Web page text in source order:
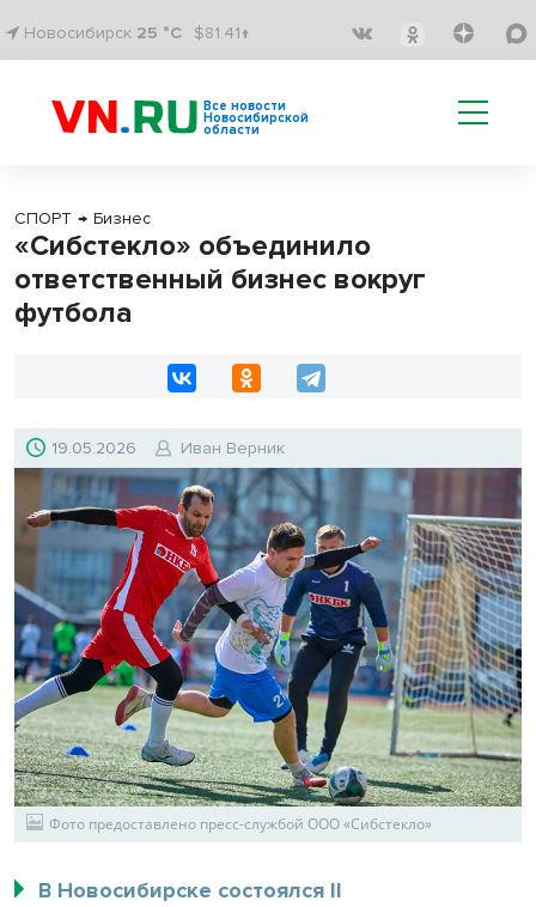
Новосибирск 25 °C $81.41↑
Все новости
Новосибирской
области
СПОРТ → Бизнес
«Сибстекло» объединило
ответственный бизнес вокруг
футбола
19.05.2026 Иван Верник
Фото предоставлено пресс-службой ООО «Сибстекло»
В Новосибирске состоялся II